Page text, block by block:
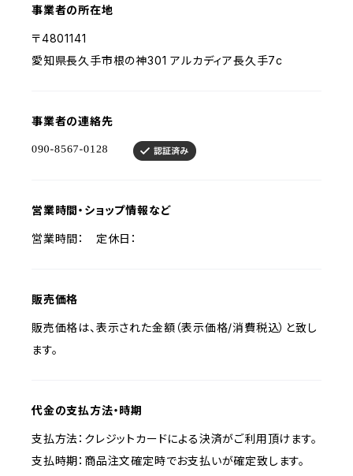
事業者の所在地
〒4801141
愛知県長久手市根の神301 アルカディア長久手7c
事業者の連絡先
営業時間・ショップ情報など
営業時間： 定休日：
販売価格
販売価格は、表示された金額（表示価格/消費税込）と致し
ます。
代金の支払方法・時期
支払方法：クレジットカードによる決済がご利用頂けます。
支払時期：商品注文確定時でお支払いが確定致します。